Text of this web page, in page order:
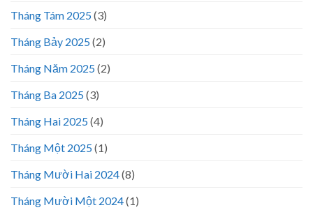
Tháng Tám 2025(3)
Tháng Bảy 2025(2)
Tháng Năm 2025(2)
Tháng Ba 2025(3)
Tháng Hai 2025(4)
Tháng Một 2025(1)
Tháng Mười Hai 2024(8)
Tháng Mười Một 2024(1)